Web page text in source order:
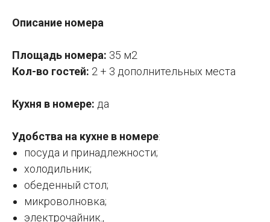
Описание номера
Площадь номера: 35 м2
Кол-во гостей: 2 + 3 дополнительных места
Кухня в номере: да
Удобства на кухне в номере:
посуда и принадлежности;
холодильник;
обеденный стол;
микроволновка;
электрочайник.,